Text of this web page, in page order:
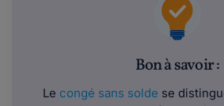
Bon à savoir :
Le congé sans solde se